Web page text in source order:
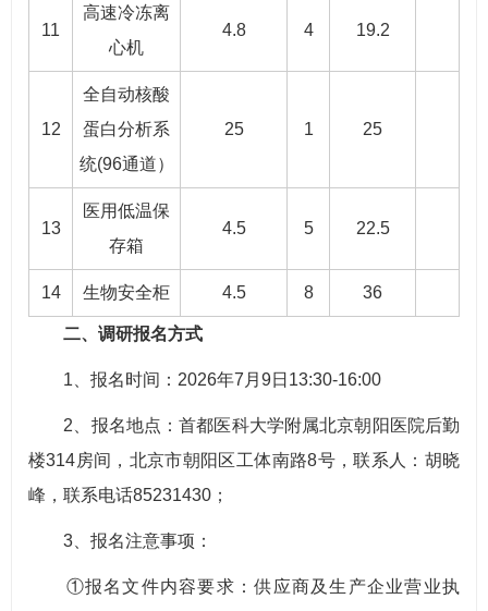
11
高速冷冻离
心机
4.8 4 19.2
12
全自动核酸
蛋白分析系
统(96通道）
25 1 25
13
医用低温保
存箱
4.5 5 22.5
14 生物安全柜 4.5 8 36
二、调研报名方式
1、报名时间：2026年7月9日13:30-16:00
2、报名地点：首都医科大学附属北京朝阳医院后勤
楼314房间，北京市朝阳区工体南路8号，联系人：胡晓
峰，联系电话85231430；
3、报名注意事项：
①报名文件内容要求：供应商及生产企业营业执